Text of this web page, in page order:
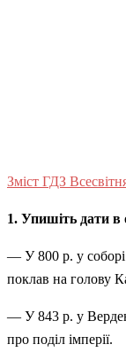
Зміст ГДЗ
1. Упишіть дати в
— У 800 р. у
поклав на голову
— У 843 р. у
про поділ імперії.